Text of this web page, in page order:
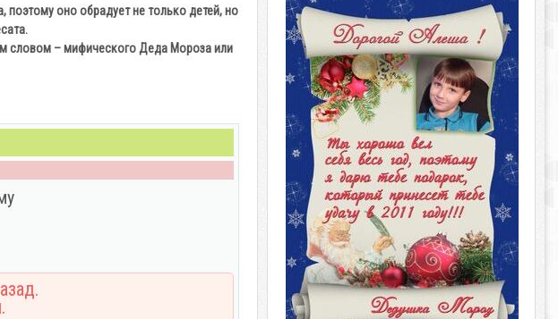
оно обрадует не только детей, но
словом – мифического Деда Мороза или